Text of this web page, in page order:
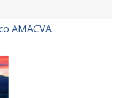
AMACVA